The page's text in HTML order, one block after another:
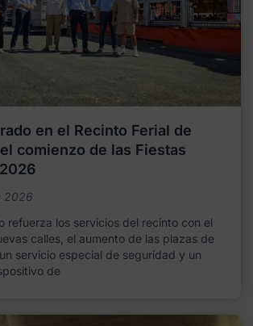
en el Recinto Ferial de
comienzo de las Fiestas
2026
refuerza los servicios del recinto con el
calles, el aumento de las plazas de
servicio especial de seguridad y un
de